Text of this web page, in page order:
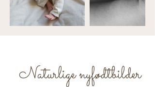
Naturlige nyfødtbilder